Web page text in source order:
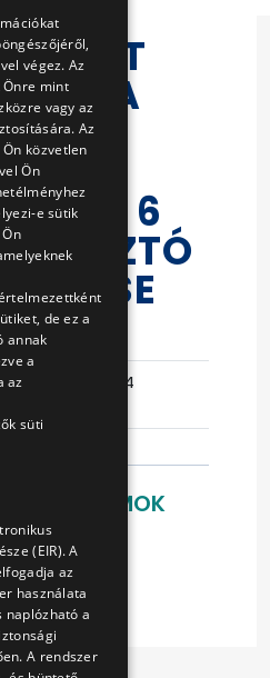
ÉS 6
VB-348/13
2014-05-14
végez. Az
mint
vagy az
Az
közvetlen
Ön
e sütik
de ez a
annak
a
az
süti
(EIR). A
az
használata
naplózható a
A rendszer